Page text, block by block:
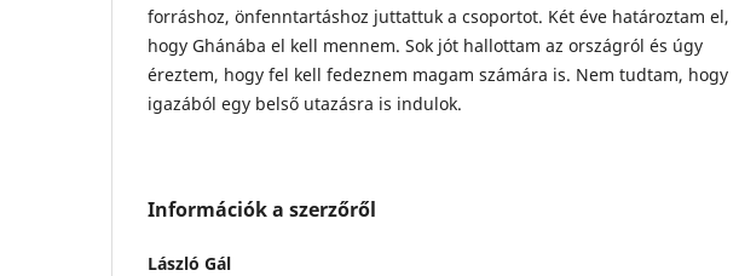
forráshoz, önfenntartáshoz juttattuk a csoportot. Két éve határoztam el,
hogy Ghánába el kell mennem. Sok jót hallottam az országról és úgy
éreztem, hogy fel kell fedeznem magam számára is. Nem tudtam, hogy
igazából egy belső utazásra is indulok.
Információk a szerzőről
László Gál